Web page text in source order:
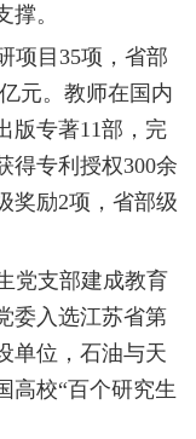
。
项目35项，省部
元。教师在国内
版专著11部，完
得专利授权300余
奖励2项，省部级
党支部建成教育
委入选江苏省第
单位，石油与天
高校“百个研究生